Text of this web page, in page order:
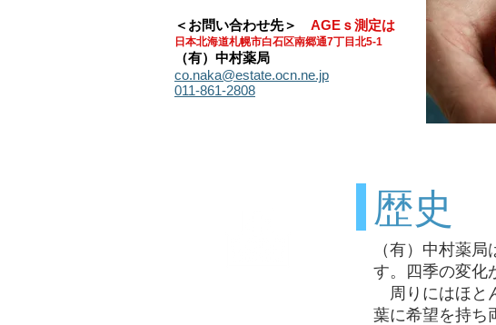
＜お問い合わせ先＞ AGEｓ測定は
日本北海道札幌市白石区南郷通7丁目北5-1
（有）中村薬局
co.naka@estate.ocn.ne.jp
011-861-2808
歴史
（有）中村薬
す。四季の変化
周りにはほと
葉に希望を持ち